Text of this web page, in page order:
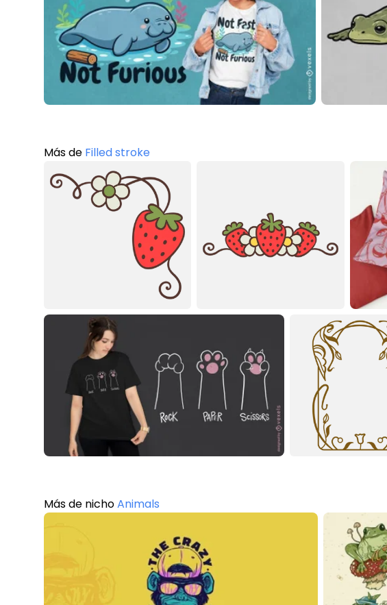
Más de Filled stroke
Más de nichoAnimals